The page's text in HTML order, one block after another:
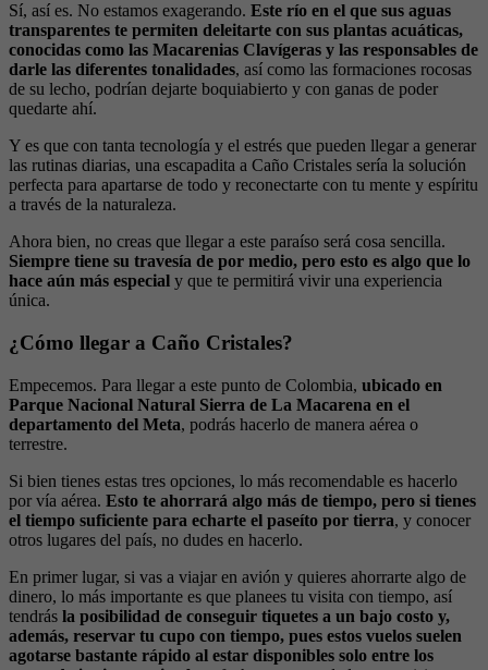
Sí, así es. No estamos exagerando. Este río en el que sus aguas
transparentes te permiten deleitarte con sus plantas acuáticas,
conocidas como las Macarenias Clavígeras y las responsables de
darle las diferentes tonalidades, así como las formaciones rocosas
de su lecho, podrían dejarte boquiabierto y con ganas de poder
quedarte ahí.
Y es que con tanta tecnología y el estrés que pueden llegar a generar
las rutinas diarias, una escapadita a Caño Cristales sería la solución
perfecta para apartarse de todo y reconectarte con tu mente y espíritu
a través de la naturaleza.
Ahora bien, no creas que llegar a este paraíso será cosa sencilla.
Siempre tiene su travesía de por medio, pero esto es algo que lo
hace aún más especial y que te permitirá vivir una experiencia
única.
¿Cómo llegar a Caño Cristales?
Empecemos. Para llegar a este punto de Colombia, ubicado en
Parque Nacional Natural Sierra de La Macarena en el
departamento del Meta, podrás hacerlo de manera aérea o
terrestre.
Si bien tienes estas tres opciones, lo más recomendable es hacerlo
por vía aérea. Esto te ahorrará algo más de tiempo, pero si tienes
el tiempo suficiente para echarte el paseíto por tierra, y conocer
otros lugares del país, no dudes en hacerlo.
En primer lugar, si vas a viajar en avión y quieres ahorrarte algo de
dinero, lo más importante es que planees tu visita con tiempo, así
tendrás la posibilidad de conseguir tiquetes a un bajo costo y,
además, reservar tu cupo con tiempo, pues estos vuelos suelen
agotarse bastante rápido al estar disponibles solo entre los